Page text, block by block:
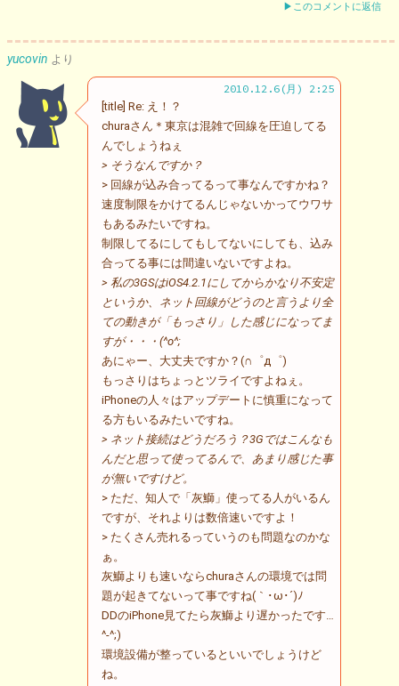
▶このコメントに返信
yucovin より
2010.12.6(月) 2:25
[title] Re: え！？
churaさん＊東京は混雑で回線を圧迫してる
んでしょうねぇ
> そうなんですか？
> 回線が込み合ってるって事なんですかね？
速度制限をかけてるんじゃないかってウワサ
もあるみたいですね。
制限してるにしてもしてないにしても、込み
合ってる事には間違いないですよね。
> 私の3GSはiOS4.2.1にしてからかなり不安定
というか、ネット回線がどうのと言うより全
ての動きが「もっさり」した感じになってま
すが・・・(^o^;
あにゃー、大丈夫ですか？(∩゜д゜)
もっさりはちょっとツライですよねぇ。
iPhoneの人々はアップデートに慎重になって
る方もいるみたいですね。
> ネット接続はどうだろう？3Gではこんなも
んだと思って使ってるんで、あまり感じた事
が無いですけど。
> ただ、知人で「灰鰤」使ってる人がいるん
ですが、それよりは数倍速いですよ！
> たくさん売れるっていうのも問題なのかな
ぁ。
灰鰤よりも速いならchuraさんの環境では問
題が起きてないって事ですね(｀･ω･´)ﾉ
DDのiPhone見てたら灰鰤より遅かったです…
^-^;)
環境設備が整っているといいでしょうけど
ね。